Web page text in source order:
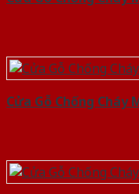
Cửa Gỗ Chống Cháy